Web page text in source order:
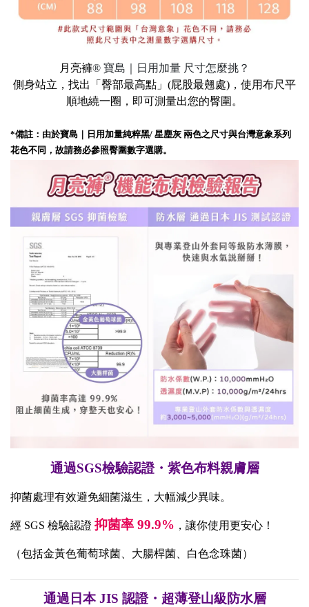
月亮褲® 寶島｜日用加量 尺寸怎麼挑？
側身站立，找出「臀部最高點」(屁股最翹處)，使用布尺平
順地繞一圈，即可測量出您的臀圍。
*備註：由於寶島｜日用加量純粹黑/ 星塵灰 兩色之尺寸與台灣意象系列
花色不同，故請務必參照臀圍數字選購。
通過SGS檢驗認證・紫色布料親膚層
抑菌處理有效避免細菌滋生，大幅減少異味。
經 SGS 檢驗認證 抑菌率 99.9% ，讓你使用更安心！
（包括金黃色葡萄球菌、大腸桿菌、白色念珠菌）
通過日本 JIS 認證・超薄登山級防水層